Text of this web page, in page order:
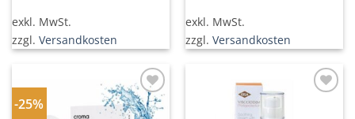
exkl. MwSt.
zzgl. Versandkosten
exkl. MwSt.
zzgl. Versandkosten
-25%
In
Wunschliste
Wunschliste